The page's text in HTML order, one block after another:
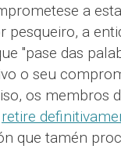
a
pesqueiro, a
"pase das
o seu
os membros
retire
que tamén